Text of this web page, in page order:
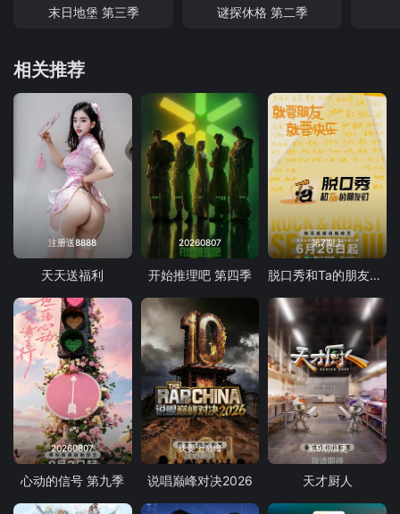
末日地堡 第三季 谜探休格 第二季
相关推荐
注册送8888
天天送福利
20260807
开始推理吧 第四季
第7期上
脱口秀和Ta的朋友们 第三季
20260807
心动的信号 第九季
我要上巅峰
说唱巅峰对决2026
第9期加更
天才厨人